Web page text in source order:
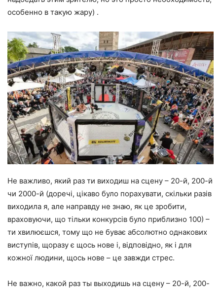
особенно в такую ​​жару) .
Не важливо, який раз ти виходиш на сцену – 20-й, 200-й
чи 2000-й (доречі, цікаво було порахувати, скільки разів
виходила я, але направду не знаю, як це зробити,
враховуючи, що тільки конкурсів було приблизно 100) –
ти хвилюєшся, тому що не буває абсолютно однакових
виступів, щоразу є щось нове і, відповідно, як і для
кожної людини, щось нове – це завжди стрес.
Не важно, какой раз ты выходишь на сцену – 20-й, 200-